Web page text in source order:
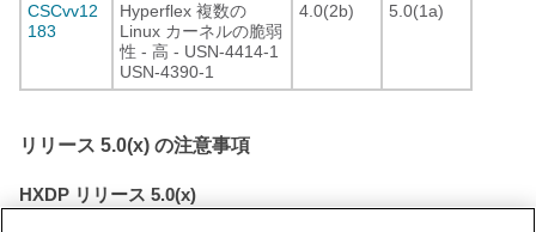
CSCvv12
183
Hyperflex 複数の
Linux カーネルの脆弱
性 - 高 - USN-4414-1
USN-4390-1
4.0(2b) 5.0(1a)
リリース 5.0(x) の注意事項
HXDP リリース 5.0(x)